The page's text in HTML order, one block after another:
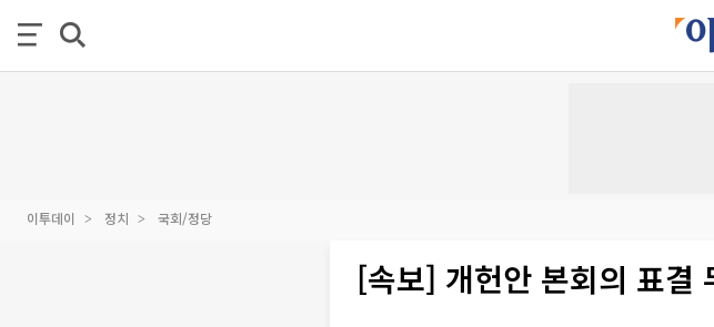
이투데이 정치 국회/정당
[속보] 개헌안 본회의 표